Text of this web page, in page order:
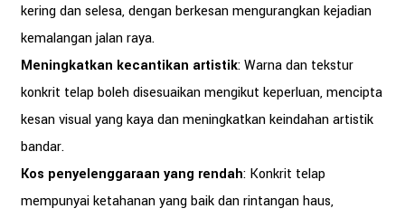
kering dan selesa, dengan berkesan mengurangkan kejadian
kemalangan jalan raya.
Meningkatkan kecantikan artistik: Warna dan tekstur
konkrit telap boleh disesuaikan mengikut keperluan, mencipta
kesan visual yang kaya dan meningkatkan keindahan artistik
bandar.
Kos penyelenggaraan yang rendah: Konkrit telap
mempunyai ketahanan yang baik dan rintangan haus,